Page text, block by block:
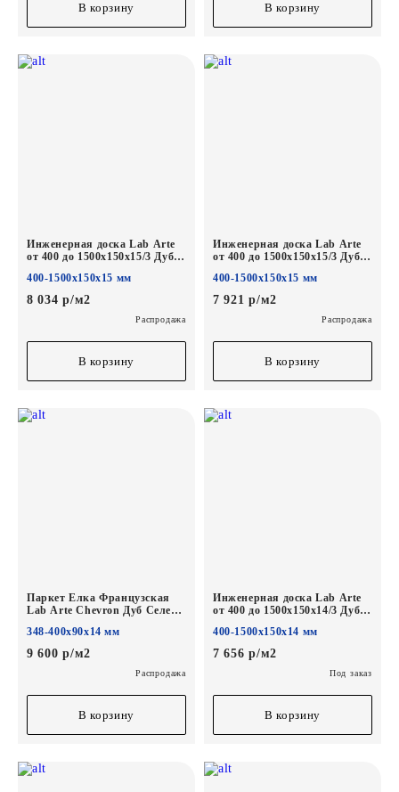
В корзину В корзину
Инженерная доска Lab Arte
от 400 до 1500х150х15/3 Дуб
400-1500х150х15 мм
8 034 р/м2
Распродажа
В корзину
Инженерная доска Lab Arte
от 400 до 1500х150х15/3 Дуб
400-1500х150х15 мм
7 921 р/м2
Распродажа
В корзину
Паркет Елка Французская
Lab Arte Chevron Дуб Селект
348-400х90х14 мм
9 600 р/м2
Распродажа
В корзину
Инженерная доска Lab Arte
от 400 до 1500х150х14/3 Дуб
400-1500х150х14 мм
7 656 р/м2
Под заказ
В корзину